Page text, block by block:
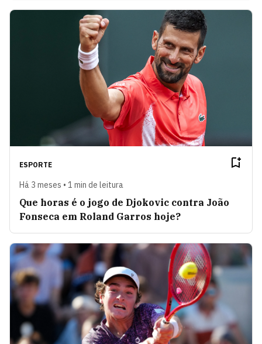
ESPORTE
Há 3 meses • 1 min de leitura
Que horas é o jogo de Djokovic contra João
Fonseca em Roland Garros hoje?